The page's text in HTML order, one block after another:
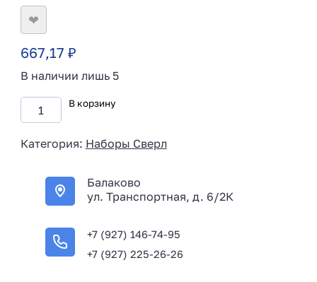
❤
667,17 ₽
В наличии лишь 5
В корзину
Категория: Наборы Сверл
Балаково
ул. Транспортная, д. 6/2К
+7 (927) 146-74-95
+7 (927) 225-26-26